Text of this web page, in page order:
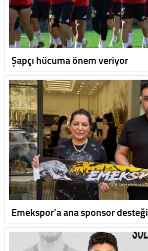
Şapçı hücuma önem veriyor
Emekspor’a ana sponsor desteği